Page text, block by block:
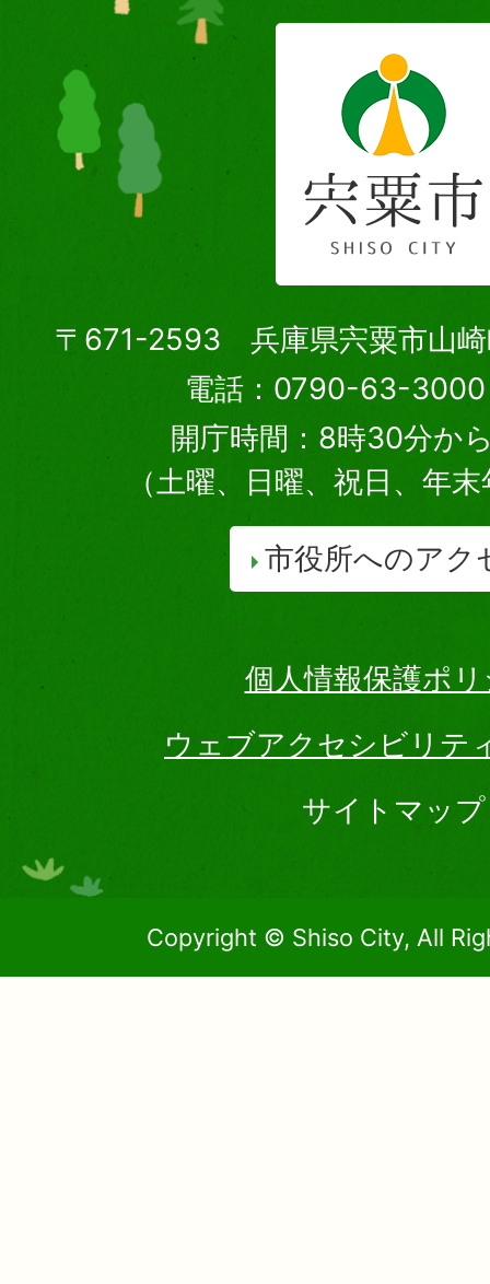
〒671-2593 兵庫県宍粟市山崎
電話：0790-63-3000
開庁時間：8時30分か
（土曜、日曜、祝日、年
市役所へのアク
個人情報保護ポ
ウェブアクセシビリテ
サイトマップ
Copyright © Shiso City, All